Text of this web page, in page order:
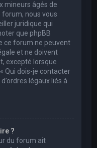
mineurs âgés de
forum, nous vous
juridique qui
que phpBB
ce forum ne peuvent
et ne doivent
excepté lorsque
Qui dois-je contacter
légaux liés à
?
du forum ait